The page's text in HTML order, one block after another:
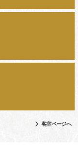
客室ページへ